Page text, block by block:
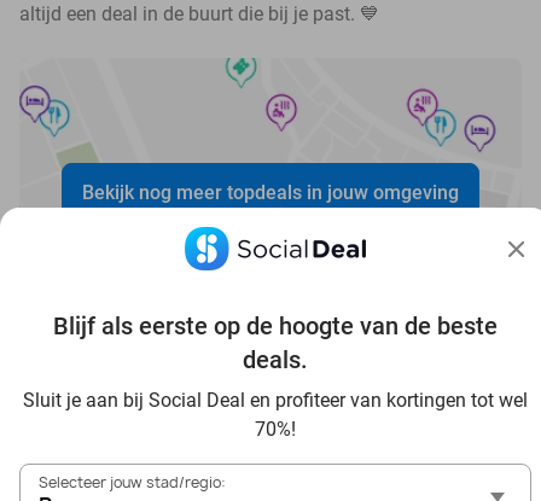
Blijf als eerste op de hoogte van de beste
deals.
Sluit je aan bij Social Deal en profiteer van kortingen tot wel
70%!
Selecteer jouw stad/regio:
altijd een deal in de buurt die bij je past. 💙
Bekijk nog meer topdeals in jouw omgeving
Voordelig genieten in Bonn: haal deal-inspiratie uit onze
In die Sauna in Bonn und Umgebung
Tagesausflug zum Movie Park Germany mit Rabatt, von